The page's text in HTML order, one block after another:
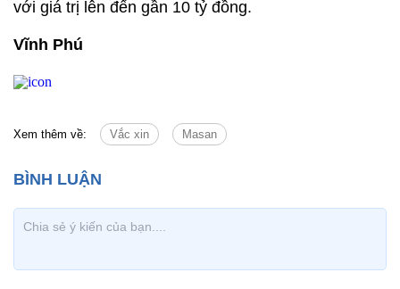
với giá trị lên đến gần 10 tỷ đồng.
Vĩnh Phú
Xem thêm về: Vắc xin Masan